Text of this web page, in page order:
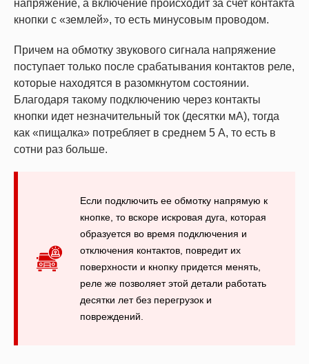
напряжение, а включение происходит за счет контакта
кнопки с «землей», то есть минусовым проводом.
Причем на обмотку звукового сигнала напряжение
поступает только после срабатывания контактов реле,
которые находятся в разомкнутом состоянии.
Благодаря такому подключению через контакты
кнопки идет незначительный ток (десятки мА), тогда
как «пищалка» потребляет в среднем 5 А, то есть в
сотни раз больше.
Если подключить ее обмотку напрямую к
кнопке, то вскоре искровая дуга, которая
образуется во время подключения и
отключения контактов, повредит их
поверхности и кнопку придется менять,
реле же позволяет этой детали работать
десятки лет без перегрузок и
повреждений.